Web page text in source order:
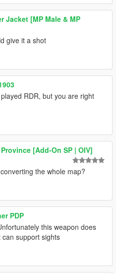
Jacket [MP Male & MP
give it a shot
RDR, but you are right
[Add-On SP | OIV]
the whole map?
PDP
this weapon does
support sights